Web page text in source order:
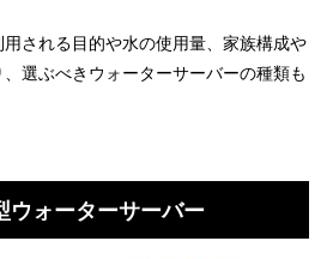
される目的や水の使用量、家族構成や
選ぶべきウォーターサーバーの種類も
ォーターサーバー